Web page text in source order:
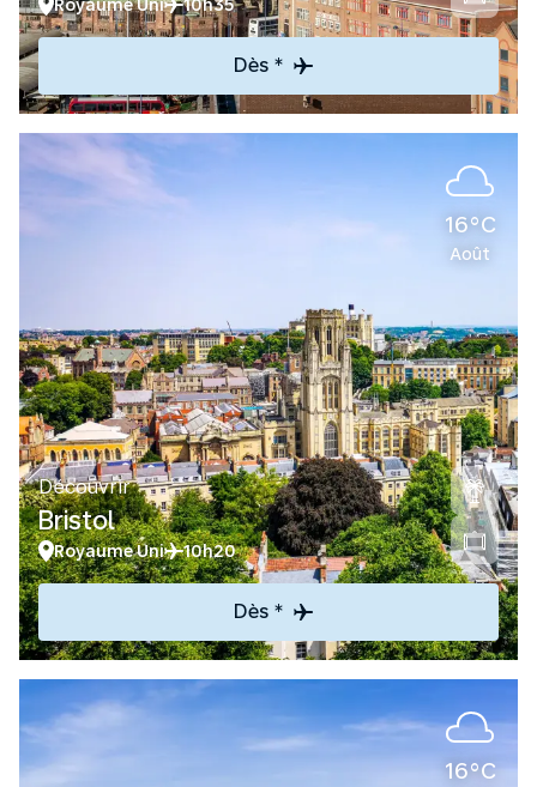
Royaume Uni 10h35
Dès *
16°C
Août
Découvrir
Bristol
Royaume Uni 10h20
Dès *
16°C